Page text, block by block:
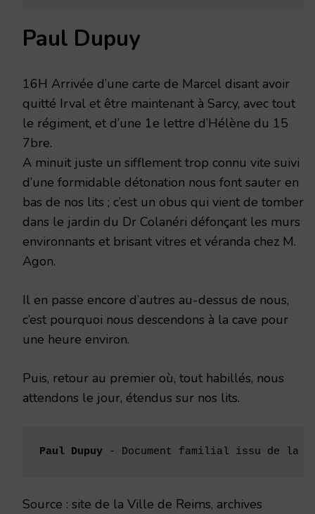
Paul Dupuy
16H Arrivée d’une carte de Marcel disant avoir
quitté Irval et être maintenant à Sarcy, avec tout
le régiment, et d’une 1e lettre d’Hélène du 15
7bre.
A minuit juste un sifflement trop connu vite suivi
d’une formidable détonation nous font sauter en
bas de nos lits ; c’est un obus qui vient de tomber
dans le jardin du Dr Colanéri défonçant les murs
environnants et brisant vitres et véranda chez M.
Agon.
Il en passe encore d’autres au-dessus de nous,
c’est pourquoi nous descendons à la cave pour
une heure environ.
Puis, retour au premier où, tout habillés, nous
attendons le jour, étendus sur nos lits.
Paul Dupuy - Document familial issu de la
Source : site de la Ville de Reims, archives